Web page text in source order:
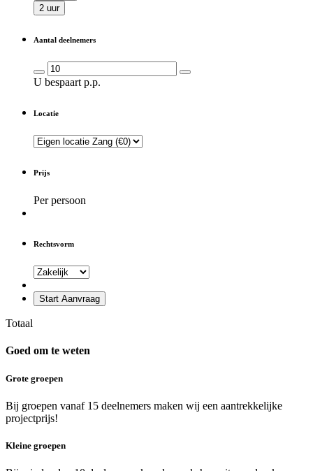
2 uur
Aantal deelnemers
U bespaart p.p.
Locatie
Prijs
Per persoon
Rechtsvorm
Start Aanvraag
Totaal
Goed om te weten
Grote groepen
Bij groepen vanaf 15 deelnemers maken wij een aantrekkelijke
projectprijs!
Kleine groepen